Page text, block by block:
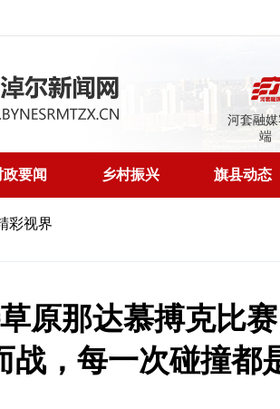
河套融
端
政要闻 乡村振兴 旗县动态
彩视界
原那达慕搏克比
战，每一次碰撞都